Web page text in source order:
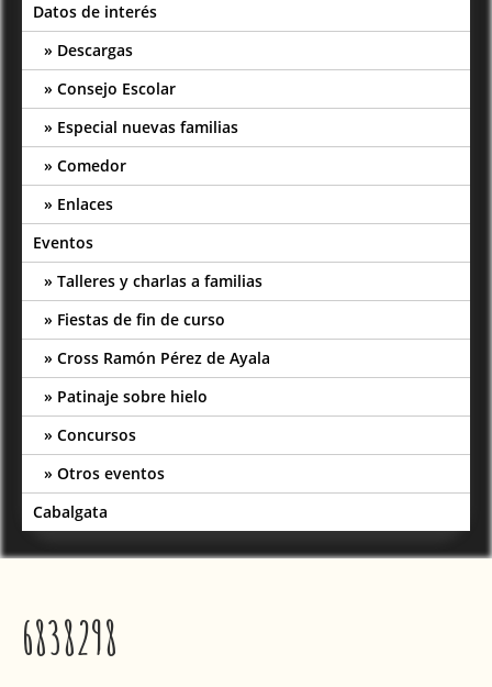
Datos de interés
Descargas
Consejo Escolar
Especial nuevas familias
Comedor
Enlaces
Eventos
Talleres y charlas a familias
Fiestas de fin de curso
Cross Ramón Pérez de Ayala
Patinaje sobre hielo
Concursos
Otros eventos
Cabalgata
6838298